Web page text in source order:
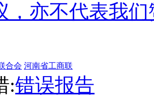
，亦不代表我
合会 河南省工商联
:错误报告